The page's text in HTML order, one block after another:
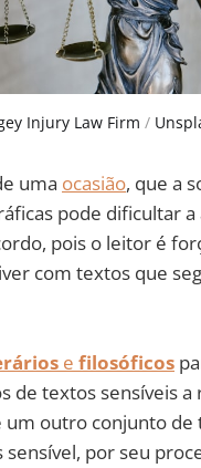
Injury Law Firm /
uma ocasião, que a
pode dificultar a
pois o leitor é
com textos que
e filosóficos
de textos sensíveis a
um outro conjunto de
por seu